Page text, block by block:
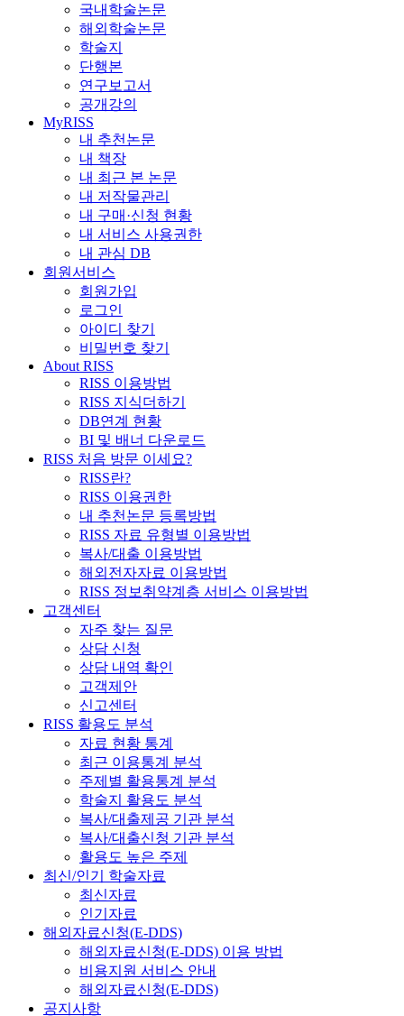
국내학술논문
해외학술논문
학술지
단행본
연구보고서
공개강의
MyRISS
내 추천논문
내 책장
내 최근 본 논문
내 저작물관리
내 구매·신청 현황
내 서비스 사용권한
내 관심 DB
회원서비스
회원가입
로그인
아이디 찾기
비밀번호 찾기
About RISS
RISS 이용방법
RISS 지식더하기
DB연계 현황
BI 및 배너 다운로드
RISS 처음 방문 이세요?
RISS란?
RISS 이용권한
내 추천논문 등록방법
RISS 자료 유형별 이용방법
복사/대출 이용방법
해외전자자료 이용방법
RISS 정보취약계층 서비스 이용방법
고객센터
자주 찾는 질문
상담 신청
상담 내역 확인
고객제안
신고센터
RISS 활용도 분석
자료 현황 통계
최근 이용통계 분석
주제별 활용통계 분석
학술지 활용도 분석
복사/대출제공 기관 분석
복사/대출신청 기관 분석
활용도 높은 주제
최신/인기 학술자료
최신자료
인기자료
해외자료신청(E-DDS)
해외자료신청(E-DDS) 이용 방법
비용지원 서비스 안내
해외자료신청(E-DDS)
공지사항